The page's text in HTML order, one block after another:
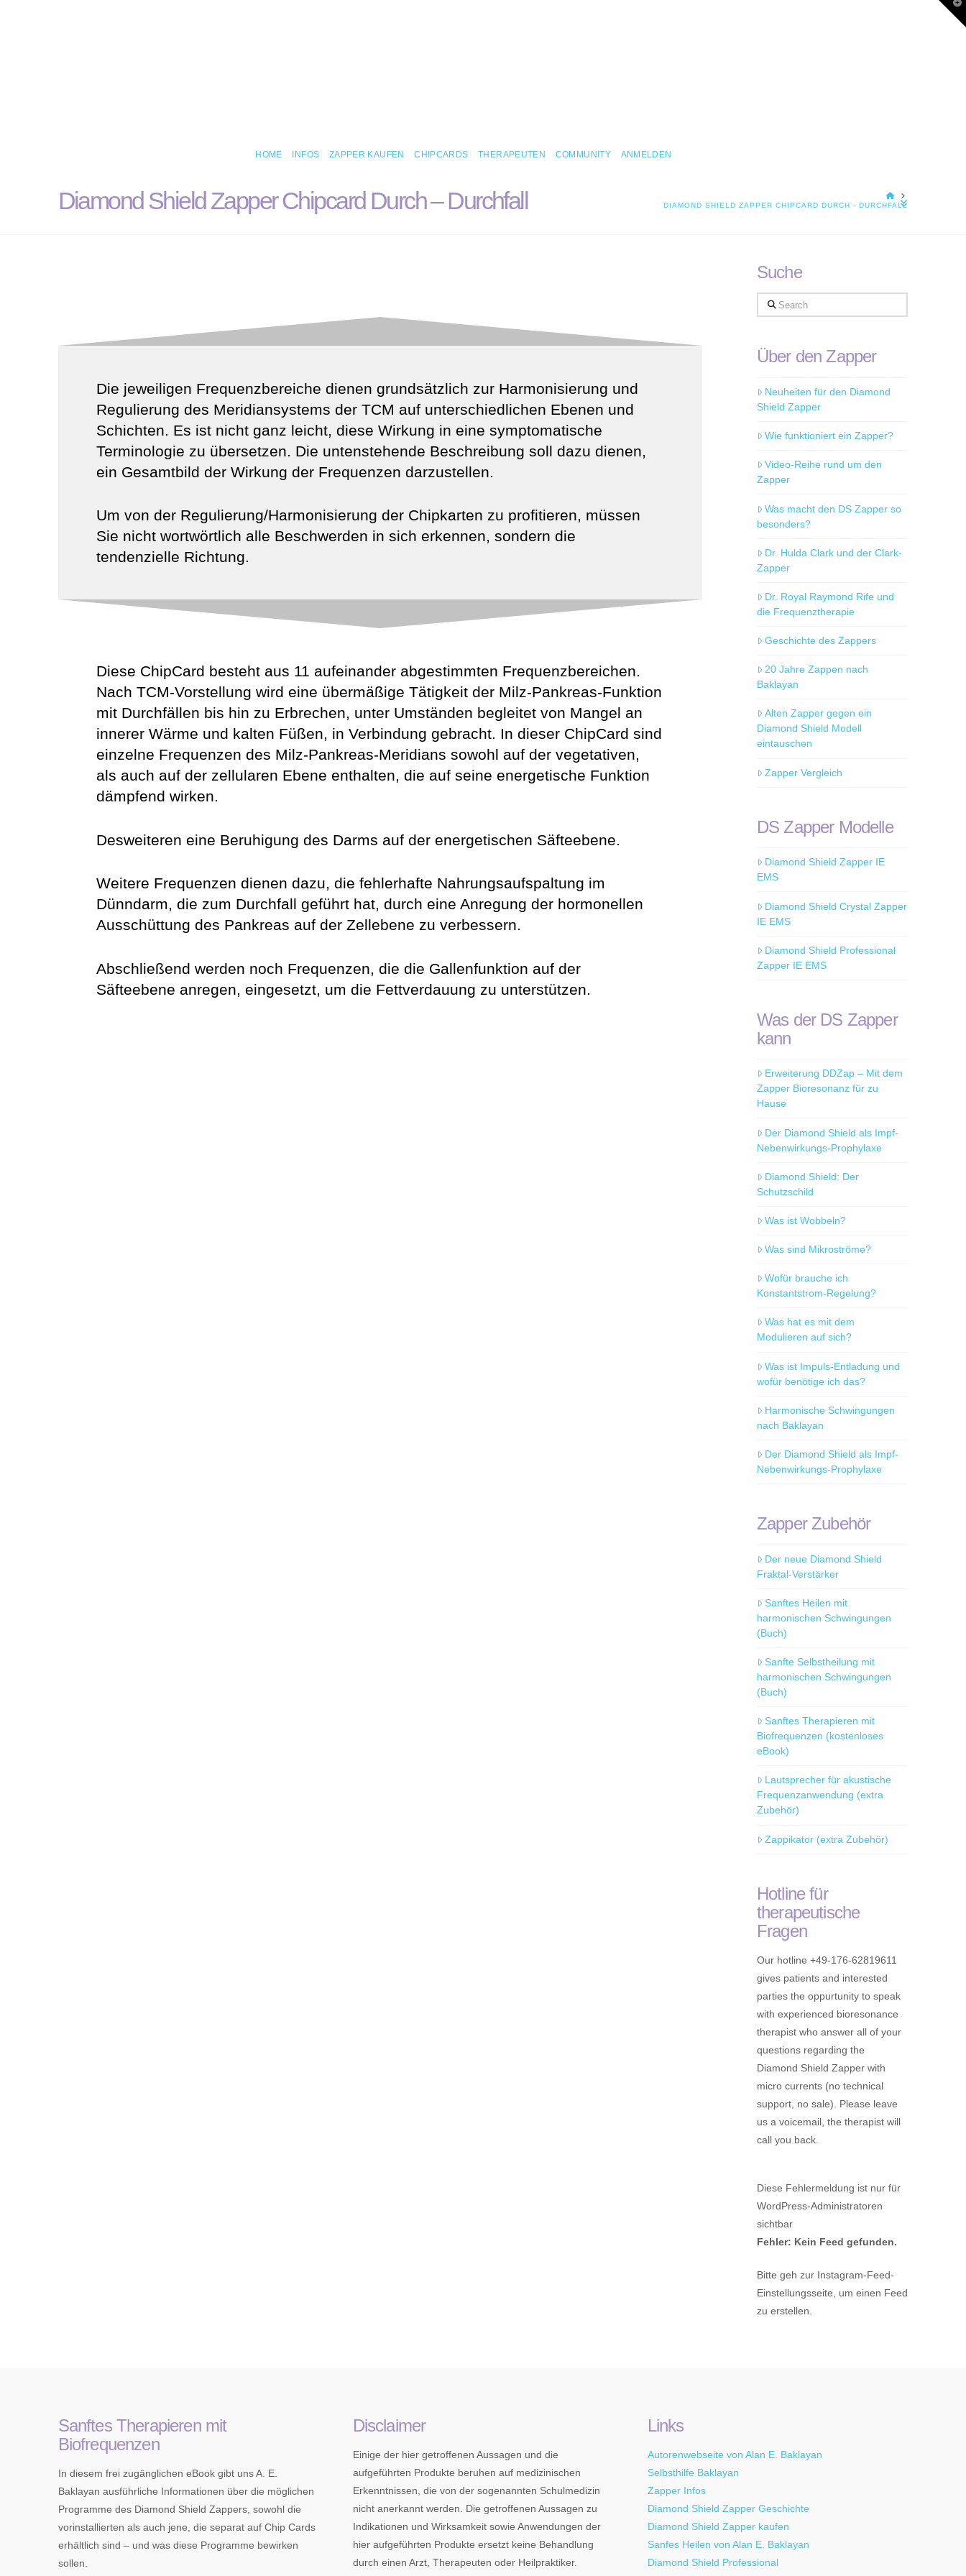
HOME INFOS ZAPPER KAUFEN CHIPCARDS THERAPEUTEN COMMUNITY ANMELDEN
Diamond Shield Zapper Chipcard Durch – Durchfall
HOME
DIAMOND SHIELD ZAPPER CHIPCARD DURCH - DURCHFALL
Die jeweiligen Frequenzbereiche dienen grundsätzlich zur Harmonisierung und
Regulierung des Meridiansystems der TCM auf unterschiedlichen Ebenen und
Schichten. Es ist nicht ganz leicht, diese Wirkung in eine symptomatische
Terminologie zu übersetzen. Die untenstehende Beschreibung soll dazu dienen,
ein Gesamtbild der Wirkung der Frequenzen darzustellen.
Um von der Regulierung/Harmonisierung der Chipkarten zu profitieren, müssen
Sie nicht wortwörtlich alle Beschwerden in sich erkennen, sondern die
tendenzielle Richtung.
Diese ChipCard besteht aus 11 aufeinander abgestimmten Frequenzbereichen.
Nach TCM-Vorstellung wird eine übermäßige Tätigkeit der Milz-Pankreas-Funktion
mit Durchfällen bis hin zu Erbrechen, unter Umständen begleitet von Mangel an
innerer Wärme und kalten Füßen, in Verbindung gebracht. In dieser ChipCard sind
einzelne Frequenzen des Milz-Pankreas-Meridians sowohl auf der vegetativen,
als auch auf der zellularen Ebene enthalten, die auf seine energetische Funktion
dämpfend wirken.
Desweiteren eine Beruhigung des Darms auf der energetischen Säfteebene.
Weitere Frequenzen dienen dazu, die fehlerhafte Nahrungsaufspaltung im
Dünndarm, die zum Durchfall geführt hat, durch eine Anregung der hormonellen
Ausschüttung des Pankreas auf der Zellebene zu verbessern.
Abschließend werden noch Frequenzen, die die Gallenfunktion auf der
Säfteebene anregen, eingesetzt, um die Fettverdauung zu unterstützen.
Suche
Search
Über den Zapper
Neuheiten für den Diamond
Shield Zapper
Wie funktioniert ein Zapper?
Video-Reihe rund um den
Zapper
Was macht den DS Zapper so
besonders?
Dr. Hulda Clark und der Clark-
Zapper
Dr. Royal Raymond Rife und
die Frequenztherapie
Geschichte des Zappers
20 Jahre Zappen nach
Baklayan
Alten Zapper gegen ein
Diamond Shield Modell
eintauschen
Zapper Vergleich
DS Zapper Modelle
Diamond Shield Zapper IE
EMS
Diamond Shield Crystal Zapper
IE EMS
Diamond Shield Professional
Zapper IE EMS
Was der DS Zapper
kann
Erweiterung DDZap – Mit dem
Zapper Bioresonanz für zu
Hause
Der Diamond Shield als Impf-
Nebenwirkungs-Prophylaxe
Diamond Shield: Der
Schutzschild
Was ist Wobbeln?
Was sind Mikroströme?
Wofür brauche ich
Konstantstrom-Regelung?
Was hat es mit dem
Modulieren auf sich?
Was ist Impuls-Entladung und
wofür benötige ich das?
Harmonische Schwingungen
nach Baklayan
Der Diamond Shield als Impf-
Nebenwirkungs-Prophylaxe
Zapper Zubehör
Der neue Diamond Shield
Fraktal-Verstärker
Sanftes Heilen mit
harmonischen Schwingungen
(Buch)
Sanfte Selbstheilung mit
harmonischen Schwingungen
(Buch)
Sanftes Therapieren mit
Biofrequenzen (kostenloses
eBook)
Lautsprecher für akustische
Frequenzanwendung (extra
Zubehör)
Zappikator (extra Zubehör)
Hotline für
therapeutische
Fragen
Our hotline +49-176-62819611
gives patients and interested
parties the oppurtunity to speak
with experienced bioresonance
therapist who answer all of your
questions regarding the
Diamond Shield Zapper with
micro currents (no technical
support, no sale). Please leave
us a voicemail, the therapist will
call you back.
Diese Fehlermeldung ist nur für
WordPress-Administratoren
sichtbar
Fehler: Kein Feed gefunden.
Bitte geh zur Instagram-Feed-
Einstellungsseite, um einen Feed
zu erstellen.
Sanftes Therapieren mit
Biofrequenzen
In diesem frei zugänglichen eBook gibt uns A. E.
Baklayan ausführliche Informationen über die möglichen
Programme des Diamond Shield Zappers, sowohl die
vorinstallierten als auch jene, die separat auf Chip Cards
erhältlich sind – und was diese Programme bewirken
sollen.
Disclaimer
Einige der hier getroffenen Aussagen und die
aufgeführten Produkte beruhen auf medizinischen
Erkenntnissen, die von der sogenannten Schulmedizin
nicht anerkannt werden. Die getroffenen Aussagen zu
Indikationen und Wirksamkeit sowie Anwendungen der
hier aufgeführten Produkte ersetzt keine Behandlung
durch einen Arzt, Therapeuten oder Heilpraktiker.
Links
Autorenwebseite von Alan E. Baklayan
Selbsthilfe Baklayan
Zapper Infos
Diamond Shield Zapper Geschichte
Diamond Shield Zapper kaufen
Sanfes Heilen von Alan E. Baklayan
Diamond Shield Professional